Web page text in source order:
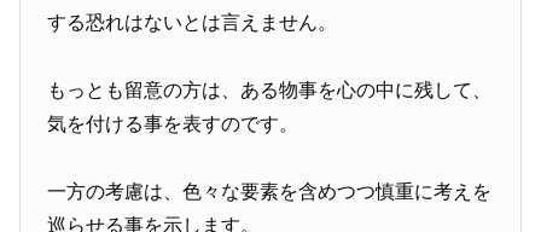
する恐れはないとは言えません。
もっとも留意の方は、ある物事を心の中に残して、
気を付ける事を表すのです。
一方の考慮は、色々な要素を含めつつ慎重に考えを
巡らせる事を示します。